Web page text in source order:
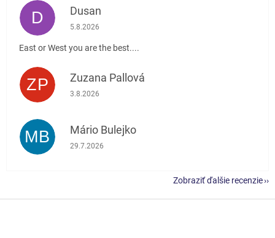
D Dusan
Hodnotenie obchodu je 5 z 5 hviezdičiek.
5.8.2026
East or West you are the best....
ZP Zuzana Pallová
Hodnotenie obchodu je 5 z 5 hviezdičiek.
3.8.2026
MB Mário Bulejko
Hodnotenie obchodu je 5 z 5 hviezdičiek.
29.7.2026
Zobraziť ďalšie recenzie